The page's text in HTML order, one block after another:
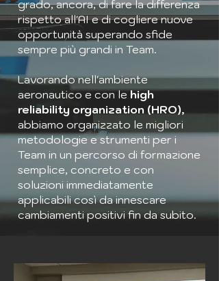
grado, ancora, di fare la differenza
rispetto all'AI e di cogliere nuove
opportunità superando sfide
sempre più grandi in Team.
Lavorando nell'ambiente
aeronautico e con lehigh
reliability organization (HRO),
abbiamo organizzato le migliori
metodologie e strumenti per i
Team in un percorso di formazione
semplice, concreto e con
soluzioni immediatamente
applicabili così da innescare
cambiamenti positivi fin da subito.​